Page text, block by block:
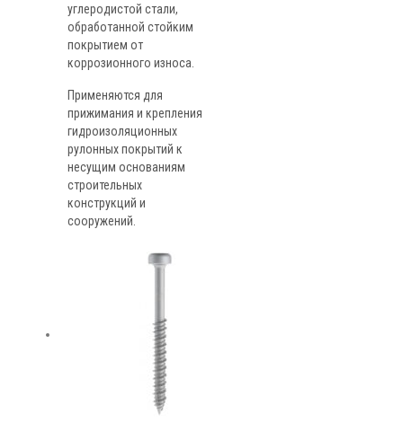
углеродистой стали,
обработанной стойким
покрытием от
коррозионного износа.
Применяются для
прижимания и крепления
гидроизоляционных
рулонных покрытий к
несущим основаниям
строительных
конструкций и
сооружений.